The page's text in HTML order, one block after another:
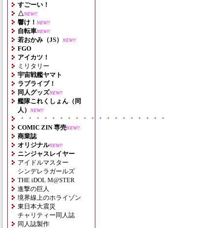
すごーい！
△NEW!!
響け！ NEW!!
自転車NEW!!
若おかみ（JS） NEW!!
FGO
アイカツ！
ミリタリー
宇宙戦艦ヤマト
ラブライブ！
同人グッズNEW!!
艦隊これくしょん（同
人）
NEW!!
・・・・・・・・・・・・・・・・・・・
COMIC ZIN 専売NEW!!
商業誌
オリジナルNEW!!
ニンジャスレイヤー
アイドルマスター
シンデレラガールズ
THE iDOL M@STER
進撃の巨人
境界線上のホライゾン
東日本大震災
チャリティー同人誌
同人誌製作